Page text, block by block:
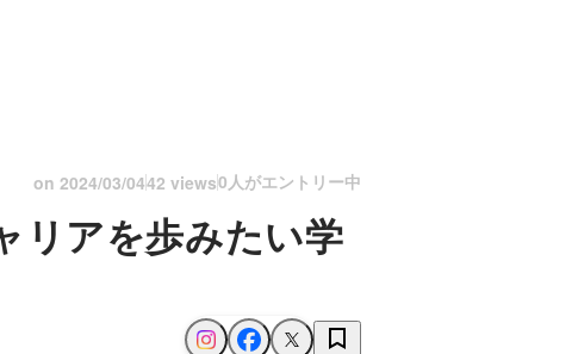
on 2024/03/0442 views0人がエントリー中
リアを歩みたい学